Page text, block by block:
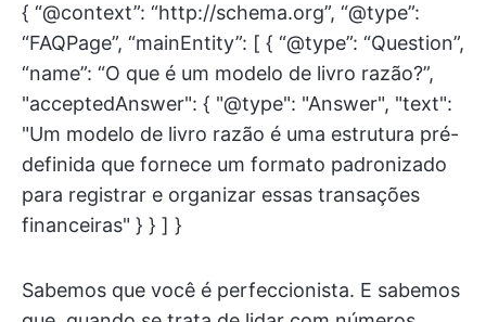
{ “@context”: “http://schema.org”, “@type”:
“FAQPage”, “mainEntity”: [ { “@type”: “Question”,
“name”: “O que é um modelo de livro razão?”,
"acceptedAnswer": { "@type": "Answer", "text":
"Um modelo de livro razão é uma estrutura pré-
definida que fornece um formato padronizado
para registrar e organizar essas transações
financeiras" } } ] }
Sabemos que você é perfeccionista. E sabemos